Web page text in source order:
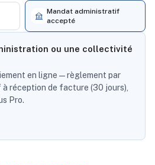
Mandat administratif
accepté
ou une collectivité
en ligne — règlement par
réception de facture (30 jours),
Pro.